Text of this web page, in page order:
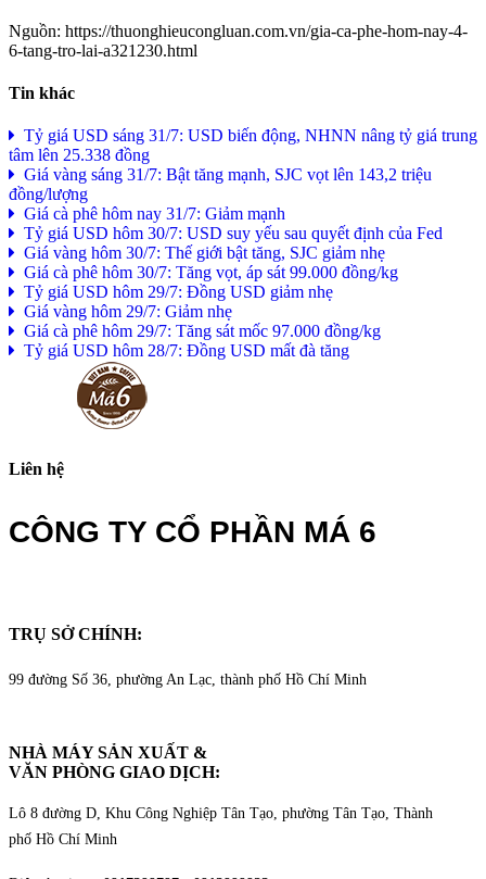
Nguồn: https://thuonghieucongluan.com.vn/gia-ca-phe-hom-nay-4-
6-tang-tro-lai-a321230.html
Tin khác
Tỷ giá USD sáng 31/7: USD biến động, NHNN nâng tỷ giá trung
tâm lên 25.338 đồng
Giá vàng sáng 31/7: Bật tăng mạnh, SJC vọt lên 143,2 triệu
đồng/lượng
Giá cà phê hôm nay 31/7: Giảm mạnh
Tỷ giá USD hôm 30/7: USD suy yếu sau quyết định của Fed
Giá vàng hôm 30/7: Thế giới bật tăng, SJC giảm nhẹ
Giá cà phê hôm 30/7: Tăng vọt, áp sát 99.000 đồng/kg
Tỷ giá USD hôm 29/7: Đồng USD giảm nhẹ
Giá vàng hôm 29/7: Giảm nhẹ
Giá cà phê hôm 29/7: Tăng sát mốc 97.000 đồng/kg
Tỷ giá USD hôm 28/7: Đồng USD mất đà tăng
Liên hệ
CÔNG TY CỔ PHẦN MÁ 6
TRỤ SỞ CHÍNH:
99 đường Số 36, phường An Lạc, thành phố Hồ Chí Minh
NHÀ MÁY SẢN XUẤT &
VĂN PHÒNG GIAO DỊCH:
Lô 8 đường D, Khu Công Nghiệp Tân Tạo, phường Tân Tạo, Thành
phố Hồ Chí Minh